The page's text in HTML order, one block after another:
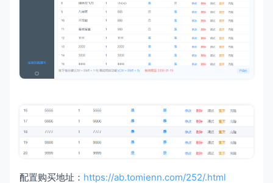
配置购买地址： https://ab.tomienn.com/252/.html